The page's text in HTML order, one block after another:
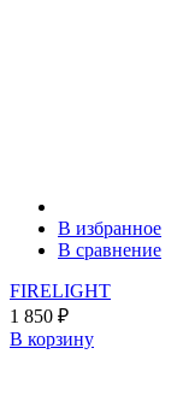
В избранное
В сравнение
FIRELIGHT
1 850 ₽
В корзину